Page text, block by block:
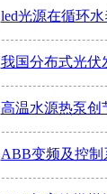
led光源在循环
我国分布式光伏
高温水源热泵创
ABB变频及控制